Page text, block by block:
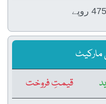
475 روپے
مارکیٹ
قیمتِ فروخت